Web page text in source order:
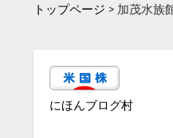
トップページ > 加茂水族
にほんブログ村